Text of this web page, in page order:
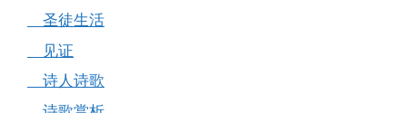
圣徒生活
见证
诗人诗歌